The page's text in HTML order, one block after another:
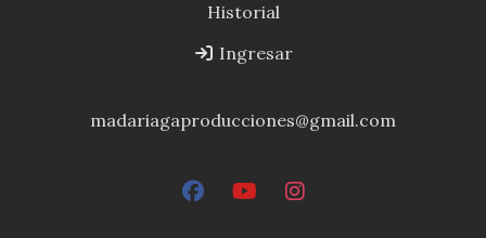
Historial
Ingresar
madariagaproducciones@gmail.com